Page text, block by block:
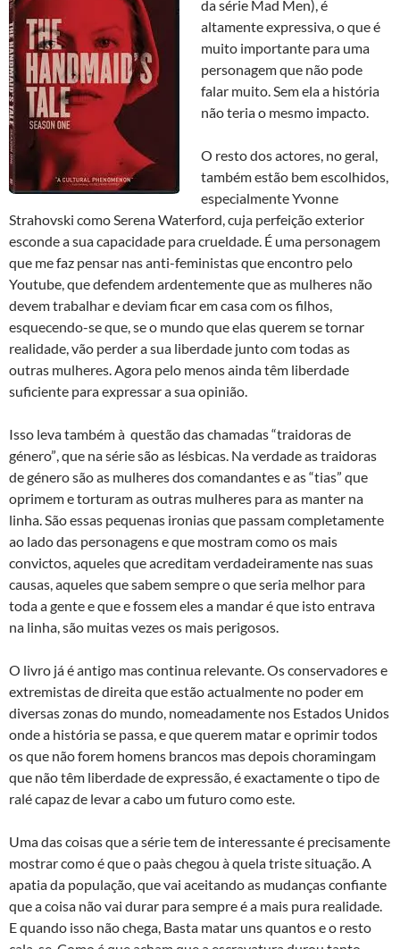
da série Mad Men), é
altamente expressiva, o que é
muito importante para uma
personagem que não pode
falar muito. Sem ela a história
não teria o mesmo impacto.
O resto dos actores, no geral,
também estão bem escolhidos,
especialmente Yvonne
Strahovski como Serena Waterford, cuja perfeição exterior
esconde a sua capacidade para crueldade. É uma personagem
que me faz pensar nas anti-feministas que encontro pelo
Youtube, que defendem ardentemente que as mulheres não
devem trabalhar e deviam ficar em casa com os filhos,
esquecendo-se que, se o mundo que elas querem se tornar
realidade, vão perder a sua liberdade junto com todas as
outras mulheres. Agora pelo menos ainda têm liberdade
suficiente para expressar a sua opinião.
Isso leva também à questão das chamadas “traidoras de
género”, que na série são as lésbicas. Na verdade as traidoras
de género são as mulheres dos comandantes e as “tias” que
oprimem e torturam as outras mulheres para as manter na
linha. São essas pequenas ironias que passam completamente
ao lado das personagens e que mostram como os mais
convictos, aqueles que acreditam verdadeiramente nas suas
causas, aqueles que sabem sempre o que seria melhor para
toda a gente e que e fossem eles a mandar é que isto entrava
na linha, são muitas vezes os mais perigosos.
O livro já é antigo mas continua relevante. Os conservadores e
extremistas de direita que estão actualmente no poder em
diversas zonas do mundo, nomeadamente nos Estados Unidos
onde a história se passa, e que querem matar e oprimir todos
os que não forem homens brancos mas depois choramingam
que não têm liberdade de expressão, é exactamente o tipo de
ralé capaz de levar a cabo um futuro como este.
Uma das coisas que a série tem de interessante é precisamente
mostrar como é que o paà­s chegou à quela triste situação. A
apatia da população, que vai aceitando as mudanças confiante
que a coisa não vai durar para sempre é a mais pura realidade.
E quando isso não chega, Basta matar uns quantos e o resto